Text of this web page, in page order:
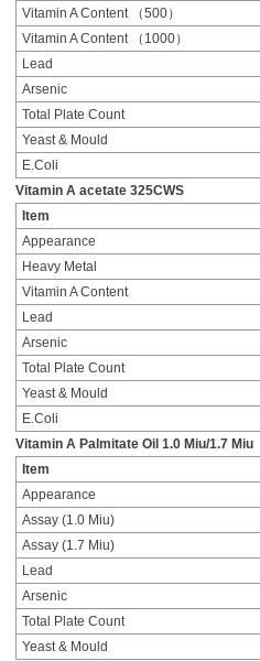
Vitamin A Content （500）
Vitamin A Content （1000）
Lead
Arsenic
Total Plate Count
Yeast & Mould
E.Coli
Vitamin A acetate 325CWS
Item
Appearance
Heavy Metal
Vitamin A Content
Lead
Arsenic
Total Plate Count
Yeast & Mould
E.Coli
Vitamin A Palmitate Oil 1.0 Miu/1.7 Miu
Item
Appearance
Assay (1.0 Miu)
Assay (1.7 Miu)
Lead
Arsenic
Total Plate Count
Yeast & Mould